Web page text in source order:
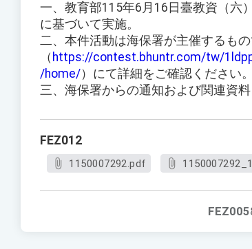
一、教育部115年6月16日臺教資（六
に基づいて実施。
二、本件活動は海保署が主催するも
（ https://contest.bhuntr.com/tw/
/home/）にて詳細をご確認ください。
三、海保署からの通知および関連資
FEZ012
1150007292.pdf
FEZ005